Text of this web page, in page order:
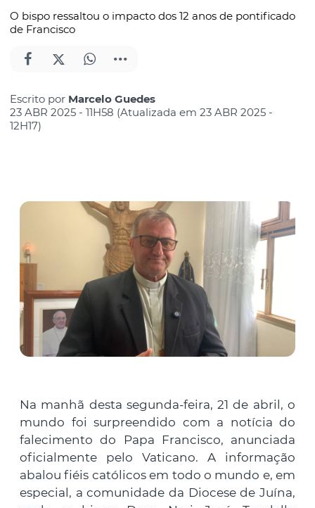
O bispo ressaltou o impacto dos 12 anos de pontificado
de Francisco
Escrito por Marcelo Guedes
23 ABR 2025 - 11H58 (Atualizada em 23 ABR 2025 -
12H17)
Na manhã desta segunda-feira, 21 de abril, o
mundo foi surpreendido com a notícia do
falecimento do Papa Francisco, anunciada
oficialmente pelo Vaticano. A informação
abalou fiéis católicos em todo o mundo e, em
especial, a comunidade da Diocese de Juína,